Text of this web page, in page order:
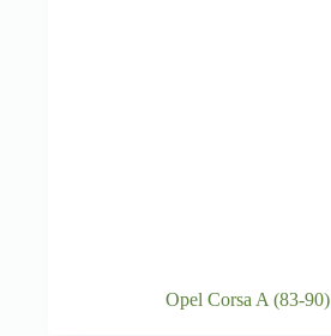
Opel Corsa A (83-90)